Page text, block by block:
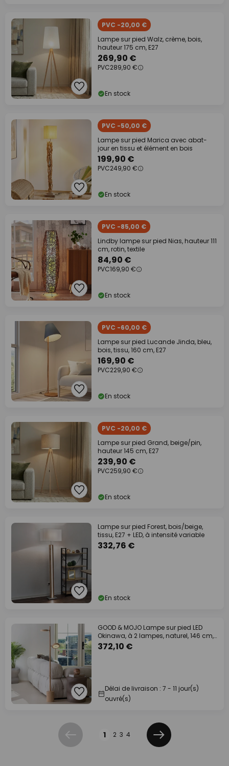
PVC -20,00 €
Lampe sur pied Walz, crème, bois,
hauteur 175 cm, E27
269,90 €
PVC289,90 €
En stock
PVC -50,00 €
Lampe sur pied Marica avec abat-
jour en tissu et élément en bois
199,90 €
PVC249,90 €
En stock
PVC -85,00 €
Lindby lampe sur pied Nias, hauteur 111
cm, rotin, textile
84,90 €
PVC169,90 €
En stock
PVC -60,00 €
Lampe sur pied Lucande Jinda, bleu,
bois, tissu, 160 cm, E27
169,90 €
PVC229,90 €
En stock
PVC -20,00 €
Lampe sur pied Grand, beige/pin,
hauteur 145 cm, E27
239,90 €
PVC259,90 €
En stock
Lampe sur pied Forest, bois/beige,
tissu, E27 + LED, à intensité variable
332,76 €
En stock
GOOD & MOJO Lampe sur pied LED
Okinawa, à 2 lampes, naturel, 146 cm,
bois
372,10 €
Délai de livraison : 7 - 11 jour(s)
ouvré(s)
Précédent 1 2 3 4
Suivant